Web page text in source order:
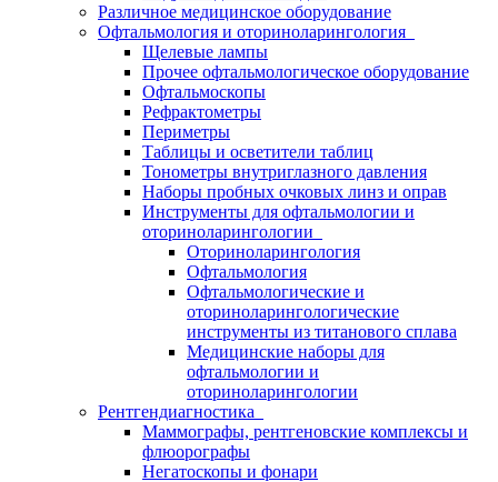
Различное медицинское оборудование
Офтальмология и оториноларингология
Щелевые лампы
Прочее офтальмологическое оборудование
Офтальмоскопы
Рефрактометры
Периметры
Таблицы и осветители таблиц
Тонометры внутриглазного давления
Наборы пробных очковых линз и оправ
Инструменты для офтальмологии и
оториноларингологии
Оториноларингология
Офтальмология
Офтальмологические и
оториноларингологические
инструменты из титанового сплава
Медицинские наборы для
офтальмологии и
оториноларингологии
Рентгендиагностика
Маммографы, рентгеновские комплексы и
флюорографы
Негатоскопы и фонари